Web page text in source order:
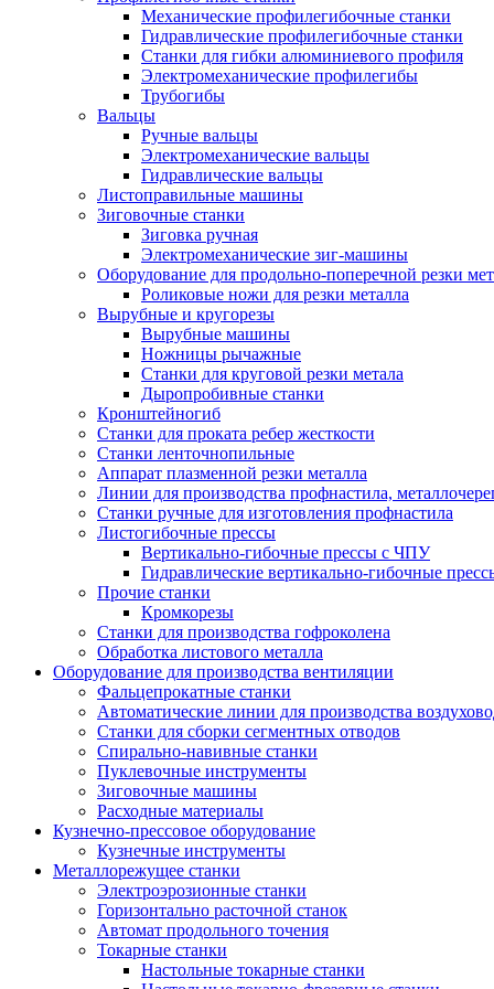
Механические профилегибочные станки
Гидравлические профилегибочные станки
Станки для гибки алюминиевого профиля
Электромеханические профилегибы
Трубогибы
Вальцы
Ручные вальцы
Электромеханические вальцы
Гидравлические вальцы
Листоправильные машины
Зиговочные станки
Зиговка ручная
Электромеханические зиг-машины
Оборудование для продольно-поперечной резки
Роликовые ножи для резки металла
Вырубные и кругорезы
Вырубные машины
Ножницы рычажные
Станки для круговой резки метала
Дыропробивные станки
Кронштейногиб
Станки для проката ребер жесткости
Станки ленточнопильные
Аппарат плазменной резки металла
Линии для производства профнастила,
Станки ручные для изготовления профнастила
Листогибочные прессы
Вертикально-гибочные прессы с ЧПУ
Гидравлические вертикально-гибочные
Прочие станки
Кромкорезы
Станки для производства гофроколена
Обработка листового металла
Оборудование для производства вентиляции
Фальцепрокатные станки
Автоматические линии для производства
Станки для сборки сегментных отводов
Спирально-навивные станки
Пуклевочные инструменты
Зиговочные машины
Расходные материалы
Кузнечно-прессовое оборудование
Кузнечные инструменты
Металлорежущее станки
Электроэрозионные станки
Горизонтально расточной станок
Автомат продольного точения
Токарные станки
Настольные токарные станки